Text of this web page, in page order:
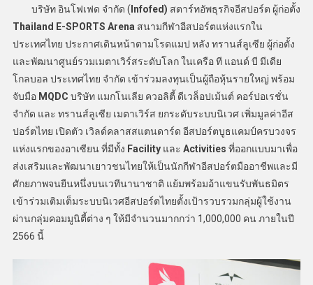
บริษัท อินโฟเฟด จำกัด ( Infofed) สตาร์ทอัพธุรกิจอีสปอร์ต ผู้ก่อตั้ง
Thailand E-SPORTS Arena สนามกีฬาอีสปอร์ตแห่งแรกใน
ประเทศไทย ประกาศเดินหน้าตามโรดแมป หลัง ทรานส์ลูเซีย ผู้ก่อตั้ง
และพัฒนาศูนย์รวมเมตาเวิร์สระดับโลก ในเครือ ที แอนด์ บี มีเดีย
โกลบอล ประเทศไทย จำกัด เข้าร่วมลงทุนเป็นผู้ถือหุ้นรายใหญ่ พร้อม
จับมือ MQDC บริษัท แมกโนเลีย ควอลิตี้ ดีเวล็อปเม้นต์ คอร์ปอเรชั่น
จำกัด และ ทรานส์ลูเซีย เมตาเวิร์ส ยกระดับระบบนิเวศ เพิ่มมูลค่าอีส
ปอร์ตไทย เปิดตัว เวิลด์คลาสสแตนดาร์ด อีสปอร์ตบูธแคมป์ครบวงจร
แห่งแรกของอาเซียน ที่มีทั้ง Facility และ Activities ที่ออกแบบมาเพื่อ
ส่งเสริมและพัฒนาเยาวชนไทยให้เป็นนักกีฬาอีสปอร์ตมืออาชีพและมี
ศักยภาพจนยืนหนึ่งบนเวทีนานาชาติ แย้มพร้อมอ้าแขนรับพันธมิตร
เข้าร่วมเติมเต็มระบบนิเวศอีสปอร์ตไทยตั้งเป้ารวบรวมกลุ่มผู้ใช้งาน
ผ่านกลุ่มคอมมูนิตี้ต่าง ๆ ให้มีจำนวนมากกว่า 1,000,000 คน ภายในปี
2566 นี้